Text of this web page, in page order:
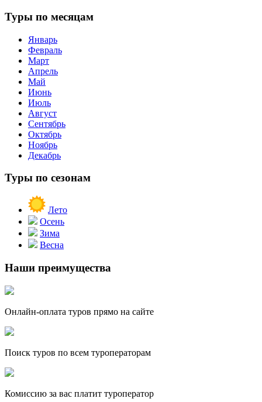
Туры по месяцам
Январь
Февраль
Март
Апрель
Май
Июнь
Июль
Август
Сентябрь
Октябрь
Ноябрь
Декабрь
Туры по сезонам
Лето
Осень
Зима
Весна
Наши преимущества
Онлайн-оплата туров прямо на сайте
Поиск туров по всем туроператорам
Комиссию за вас платит туроператор